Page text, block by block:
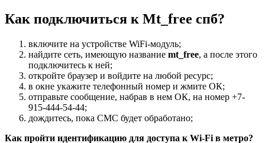
Как подключиться к Mt_free спб?
включите на устройстве WiFi-модуль;
найдите сеть, имеющую название mt_free, а после этого
подключитесь к ней;
откройте браузер и войдите на любой ресурс;
в окне укажите телефонный номер и жмите ОК;
отправьте сообщение, набрав в нем ОК, на номер +7-
915-444-54-44;
дождитесь, пока СМС будет обработано;
Как пройти идентификацию для доступа к Wi-Fi в метро?